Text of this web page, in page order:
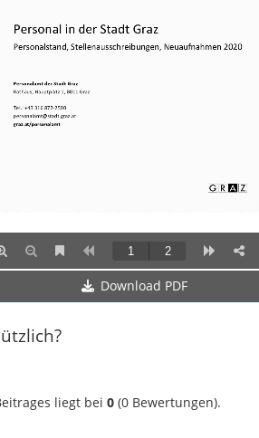
Download PDF
liegt bei 0 (0 Bewertungen).